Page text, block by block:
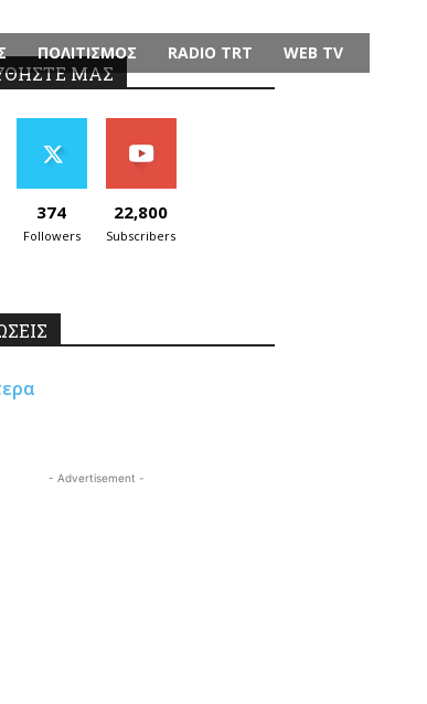
ΠΟΛΙΤΙΣΜΟΣ RADIO TRT WEB TV
ΜΑΣ
374
Followers
22,800
Subscribers
- Advertisement -